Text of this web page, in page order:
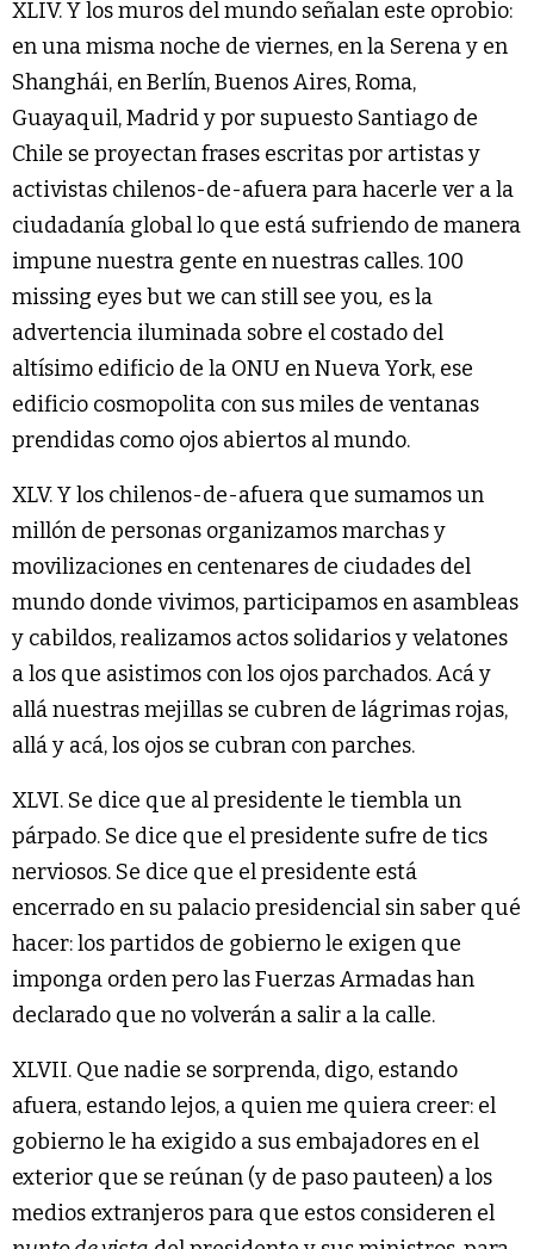
XLIV. Y los muros del mundo señalan este oprobio:
en una misma noche de viernes, en la Serena y en
Shanghái, en Berlín, Buenos Aires, Roma,
Guayaquil, Madrid y por supuesto Santiago de
Chile se proyectan frases escritas por artistas y
activistas chilenos-de-afuera para hacerle ver a la
ciudadanía global lo que está sufriendo de manera
impune nuestra gente en nuestras calles. 100
missing eyes but we can still see you, es la
advertencia iluminada sobre el costado del
altísimo edificio de la ONU en Nueva York, ese
edificio cosmopolita con sus miles de ventanas
prendidas como ojos abiertos al mundo.
XLV. Y los chilenos-de-afuera que sumamos un
millón de personas organizamos marchas y
movilizaciones en centenares de ciudades del
mundo donde vivimos, participamos en asambleas
y cabildos, realizamos actos solidarios y velatones
a los que asistimos con los ojos parchados. Acá y
allá nuestras mejillas se cubren de lágrimas rojas,
allá y acá, los ojos se cubran con parches.
XLVI. Se dice que al presidente le tiembla un
párpado. Se dice que el presidente sufre de tics
nerviosos. Se dice que el presidente está
encerrado en su palacio presidencial sin saber qué
hacer: los partidos de gobierno le exigen que
imponga orden pero las Fuerzas Armadas han
declarado que no volverán a salir a la calle.
XLVII. Que nadie se sorprenda, digo, estando
afuera, estando lejos, a quien me quiera creer: el
gobierno le ha exigido a sus embajadores en el
exterior que se reúnan (y de paso pauteen) a los
medios extranjeros para que estos consideren el